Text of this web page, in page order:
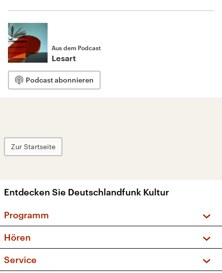
Aus dem Podcast
Lesart
Podcast abonnieren
Zur Startseite
Entdecken Sie Deutschlandfunk Kultur
Programm
Sendungen und Podcasts
Musikliste
Hören
Service